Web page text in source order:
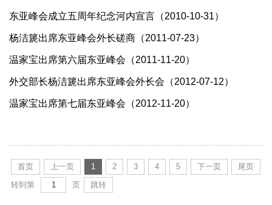
东亚峰会成立五周年纪念河内宣言（2010-10-31）
杨洁篪出席东亚峰会外长磋商（2011-07-23）
温家宝出席第六届东亚峰会（2011-11-20）
外交部长杨洁篪出席东亚峰会外长会（2012-07-12）
温家宝出席第七届东亚峰会（2012-11-20）
首页 上一页 1 2 3 4 5 下一页
尾页
转到第
页 跳转